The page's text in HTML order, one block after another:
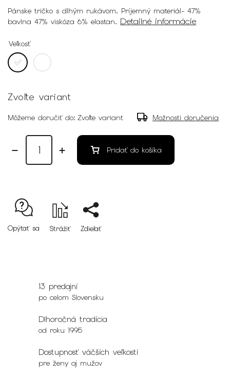
Pánske tričko s dlhým rukávom. Príjemný materiál- 47%
bavlna 47% viskóza 6% elastan. Detailné informácie
Veľkosť
Zvoľte variant
Môžeme doručiť do: Zvoľte variant Možnosti doručenia
Pridať do košíka
Opýtať sa Strážiť Zdieľať
13 predajní
po celom Slovensku
Dlhoročná tradícia
od roku 1995
Dostupnosť väčších veľkostí
pre ženy aj mužov